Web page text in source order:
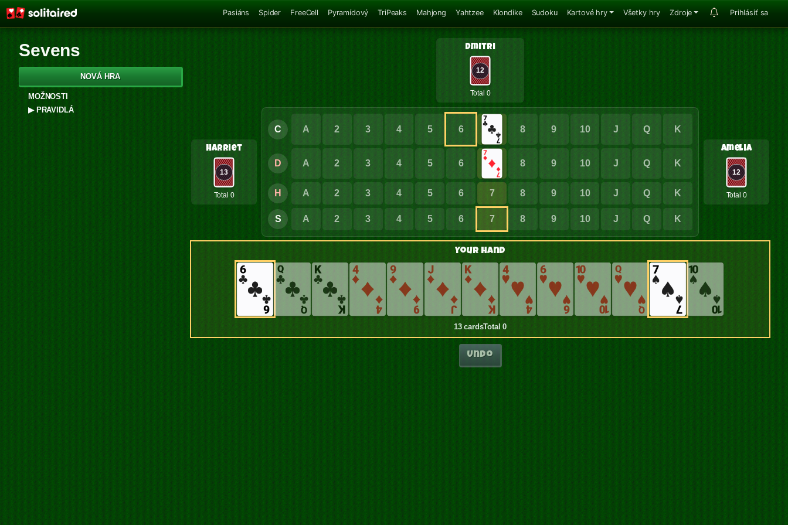
Pasiáns Spider FreeCell Pyramídový TriPeaks Mahjong Yahtzee Klondike Sudoku Kartové hry Všetky hry Zdroje Prihlásiť sa
Sevens
NOVÁ HRA
MOŽNOSTI
▶PRAVIDLÁ
Harriet
13
Total 0
Dmitri
12
Total 0
Amelia
12
Total 0
C A 2 3 4 5 6 8 9 10 J Q K
D A 2 3 4 5 6 8 9 10 J Q K
H A 2 3 4 5 6 7 8 9 10 J Q K
S A 2 3 4 5 6 7 8 9 10 J Q K
Your Hand
13 cardsTotal 0
Undo